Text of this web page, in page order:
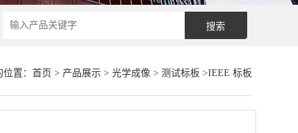
置： 首页 > 产品展示> 光学成像 > 测试标板 >IEEE 标板